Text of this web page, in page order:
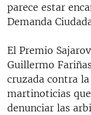
LA INVASIÓN DE
parece estar
Demanda
El Premio
Guillermo
cruzada contra
martinoticias
denunciar las